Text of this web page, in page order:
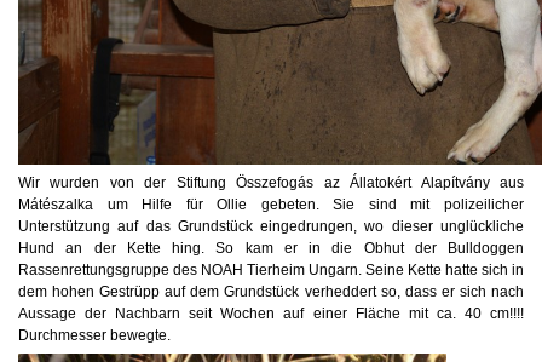
Wir wurden von der Stiftung Összefogás az Állatokért Alapítvány aus
Mátészalka um Hilfe für Ollie gebeten. Sie sind mit polizeilicher
Unterstützung auf das Grundstück eingedrungen, wo dieser unglückliche
Hund an der Kette hing. So kam er in die Obhut der Bulldoggen
Rassenrettungsgruppe des NOAH Tierheim Ungarn. Seine Kette hatte sich in
dem hohen Gestrüpp auf dem Grundstück verheddert so, dass er sich nach
Aussage der Nachbarn seit Wochen auf einer Fläche mit ca. 40 cm!!!!
Durchmesser bewegte.